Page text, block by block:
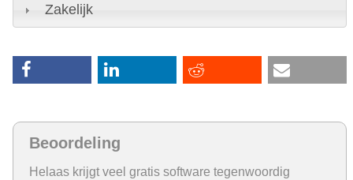
Zakelijk
Beoordeling
Helaas krijgt veel gratis software tegenwoordig